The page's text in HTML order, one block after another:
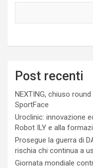
Post recenti
NEXTING, chiuso
SportFace
Uroclinic: innovazione
Robot ILY e alla
Prosegue la guerra di
rischia chi continua a
Giornata mondiale